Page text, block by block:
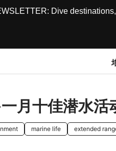
Dive
月十佳潜水活
marine life extended